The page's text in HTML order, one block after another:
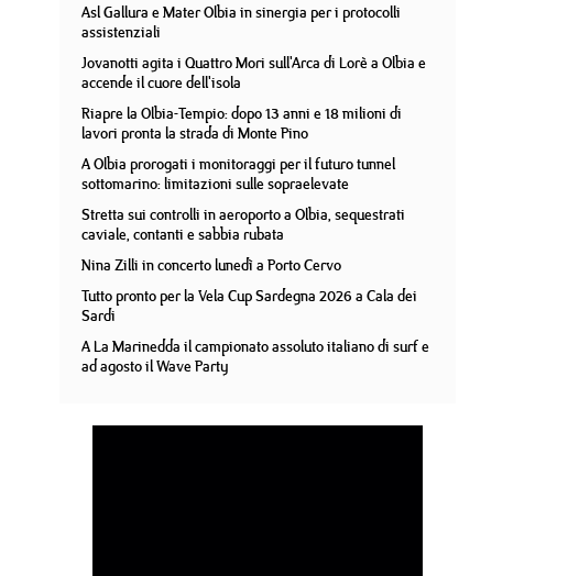
Asl Gallura e Mater Olbia in sinergia per i protocolli
assistenziali
Jovanotti agita i Quattro Mori sull'Arca di Lorè a Olbia e
accende il cuore dell'isola
Riapre la Olbia-Tempio: dopo 13 anni e 18 milioni di
lavori pronta la strada di Monte Pino
A Olbia prorogati i monitoraggi per il futuro tunnel
sottomarino: limitazioni sulle sopraelevate
Stretta sui controlli in aeroporto a Olbia, sequestrati
caviale, contanti e sabbia rubata
Nina Zilli in concerto lunedì a Porto Cervo
Tutto pronto per la Vela Cup Sardegna 2026 a Cala dei
Sardi
A La Marinedda il campionato assoluto italiano di surf e
ad agosto il Wave Party